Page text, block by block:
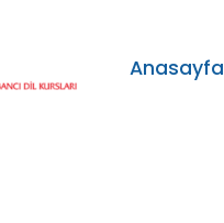
Anasayfa